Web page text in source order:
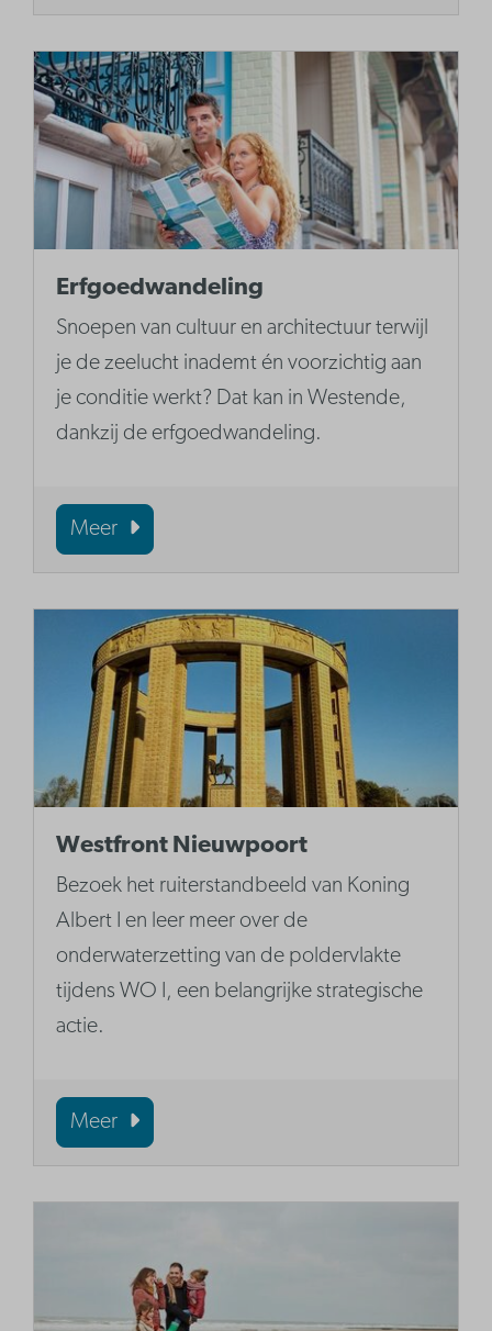
Erfgoedwandeling
Snoepen van cultuur en architectuur terwijl
je de zeelucht inademt én voorzichtig aan
je conditie werkt? Dat kan in Westende,
dankzij de erfgoedwandeling.
Meer
Westfront Nieuwpoort
Bezoek het ruiterstandbeeld van Koning
Albert I en leer meer over de
onderwaterzetting van de poldervlakte
tijdens WO I, een belangrijke strategische
actie.
Meer